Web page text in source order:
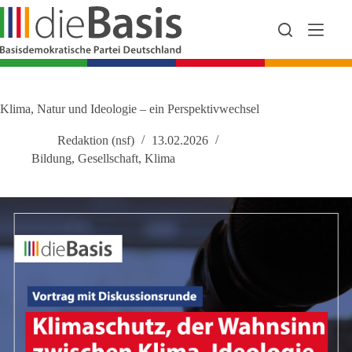
Zum
springen
Klima, Natur und Ideologie – ein Perspektivwechsel
Redaktion (nsf)
13.02.2026
Bildung, Gesellschaft, Klima